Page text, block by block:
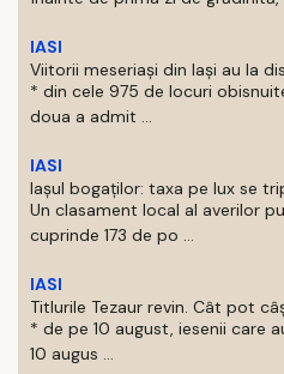
IASI
Viitorii meseriași din Iași au la
* din cele 975 de locuri
doua a admit ...
IASI
Iașul bogaților: taxa pe lux se
Un clasament local al averilor
cuprinde 173 de po ...
IASI
Titlurile Tezaur revin. Cât pot
* de pe 10 august, iesenii care
10 augus ...